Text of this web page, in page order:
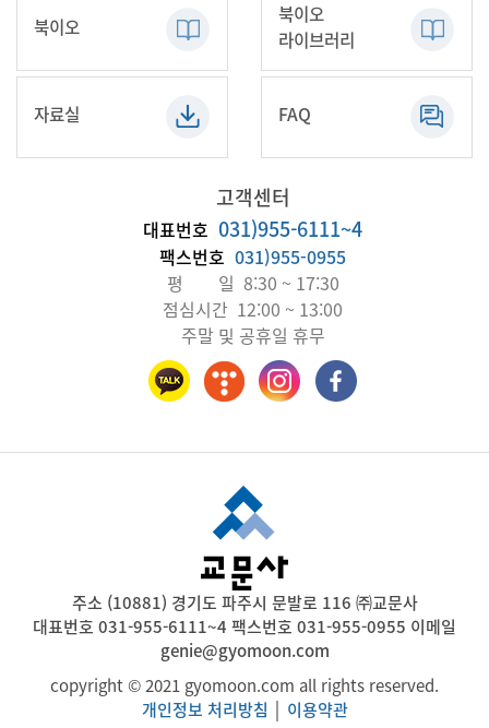
북이오
북이오
라이브러리
자료실 FAQ
고객센터
대표번호 031)955-6111~4
팩스번호 031)955-0955
평 일 8:30 ~ 17:30
점심시간 12:00 ~ 13:00
주말 및 공휴일 휴무
주소 (10881) 경기도 파주시 문발로 116 ㈜교문사
대표번호 031-955-6111~4 팩스번호 031-955-0955 이메일
genie@gyomoon.com
copyright © 2021 gyomoon.com all rights reserved.
개인정보 처리방침
이용약관